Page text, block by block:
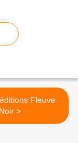
Fleuve
Noir >